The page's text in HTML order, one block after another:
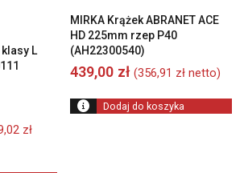
L
zł
MIRKA Krążek ABRANET ACE
HD 225mm rzep P40
(AH22300540)
439,00 zł (356,91 zł netto)
Dodaj do koszyka